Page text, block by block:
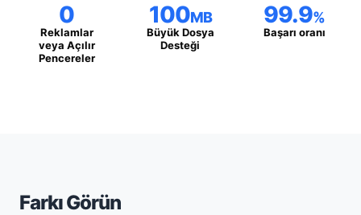
0
Reklamlar
veya Açılır
Pencereler
100MB
Büyük Dosya
Desteği
99.9%
Başarı oranı
Farkı Görün